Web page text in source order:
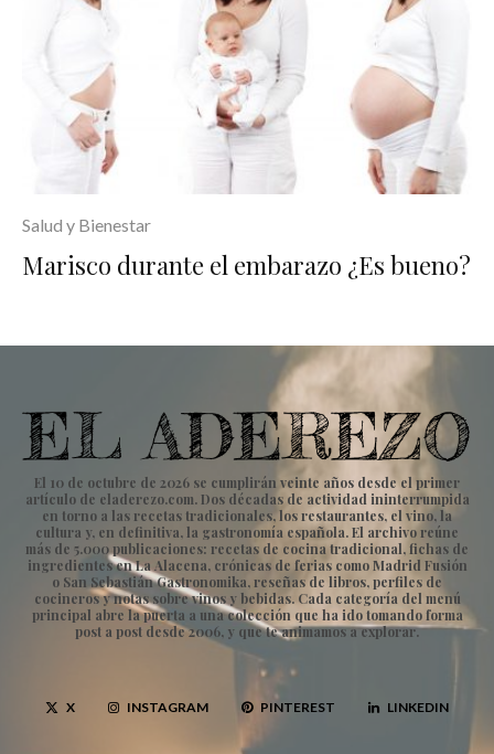
Salud y Bienestar
Marisco durante el embarazo ¿Es bueno?
El 10 de octubre de 2026 se cumplirán veinte años desde el primer
artículo de eladerezo.com. Dos décadas de actividad ininterrumpida
en torno a las recetas tradicionales, los restaurantes, el vino, la
cultura y, en definitiva, la gastronomía española. El archivo reúne
más de 5.000 publicaciones: recetas de cocina tradicional, fichas de
ingredientes en La Alacena, crónicas de ferias como Madrid Fusión
o San Sebastián Gastronomika, reseñas de libros, perfiles de
cocineros y notas sobre vinos y bebidas. Cada categoría del menú
principal abre la puerta a una colección que ha ido tomando forma
post a post desde 2006, y que te animamos a explorar.
X INSTAGRAM PINTEREST LINKEDIN